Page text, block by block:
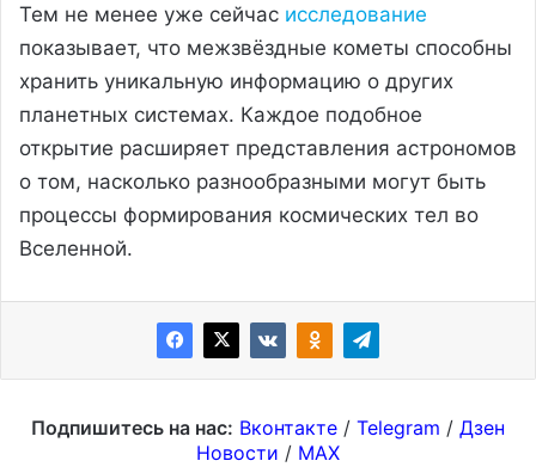
Тем не менее уже сейчас исследование
показывает, что межзвёздные кометы способны
хранить уникальную информацию о других
планетных системах. Каждое подобное
открытие расширяет представления астрономов
о том, насколько разнообразными могут быть
процессы формирования космических тел во
Вселенной.
Подпишитесь на нас: Вконтакте / Telegram / Дзен
Новости / MAX